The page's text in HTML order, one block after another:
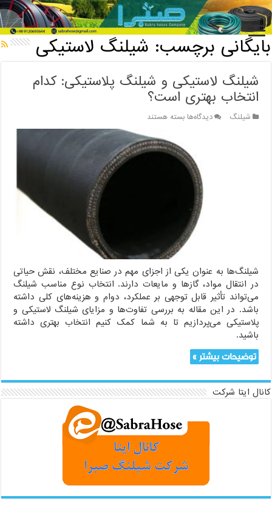
خانه / بایگانی برچسب: شیلنگ لاستیکی
بایگانی برچسب: شیلنگ لاستیکی
شیلنگ لاستیکی و شیلنگ پلاستیکی: کدام
انتخاب بهتری است؟
شیلنگ دیدگاه‌هابرای
لاستیکی
و
شیلنگ
بسته هستند
شیلنگ‌ها به عنوان یکی از اجزای مهم در صنایع مختلف، نقش حیاتی
در انتقال مواد، گازها و مایعات دارند. انتخاب نوع مناسب شیلنگ
می‌تواند تأثیر قابل توجهی بر عملکرد، دوام و هزینه‌های کلی داشته
باشد. در این مقاله به بررسی تفاوت‌ها و مزایای شیلنگ لاستیکی و
پلاستیکی می‌پردازیم تا به شما کمک کنیم انتخاب بهتری داشته
باشید.
توضیحات بیشتر »
کانال ایتا شرکت